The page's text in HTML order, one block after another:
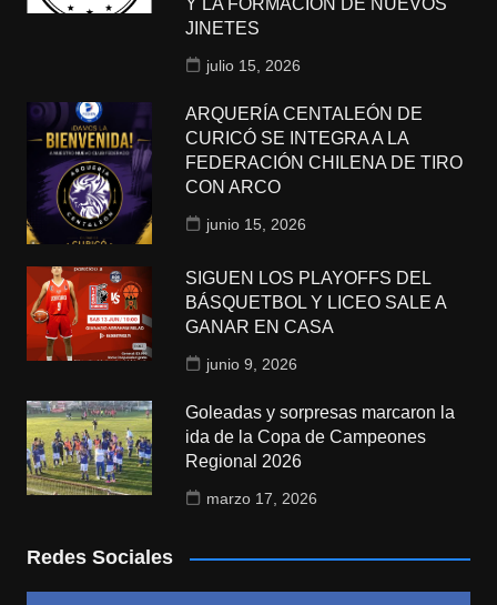
Y LA FORMACIÓN DE NUEVOS
JINETES
julio 15, 2026
ARQUERÍA CENTALEÓN DE
CURICÓ SE INTEGRA A LA
FEDERACIÓN CHILENA DE TIRO
CON ARCO
junio 15, 2026
SIGUEN LOS PLAYOFFS DEL
BÁSQUETBOL Y LICEO SALE A
GANAR EN CASA
junio 9, 2026
Goleadas y sorpresas marcaron la
ida de la Copa de Campeones
Regional 2026
marzo 17, 2026
Redes Sociales